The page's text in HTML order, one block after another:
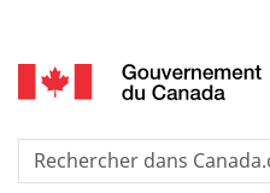
selection
Recherche